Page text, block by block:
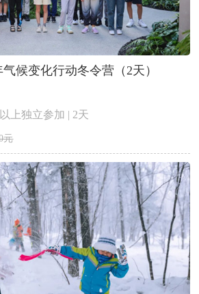
候变化行动冬令营（2天）
上独立参加 | 2天
元